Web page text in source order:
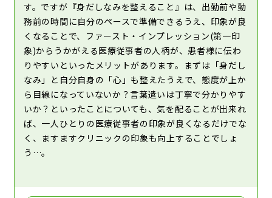
す。ですが『身だしなみを整えること』は、出勤前や勤
務前の時間に自分のペースで準備できるうえ、印象が良
くなることで、ファースト・インプレッション(第一印
象)からうかがえる医療従事者の人柄が、患者様に伝わ
りやすいといったメリットがあります。まずは「身だし
なみ」と自分自身の「心」も整えたうえで、態度が上か
ら目線になっていないか？言葉遣いは丁寧で分かりやす
いか？といったことについても、気を配ることが出来れ
ば、一人ひとりの医療従事者の印象が良くなるだけでな
く、ますますクリニックの印象も向上することでしょ
う…。